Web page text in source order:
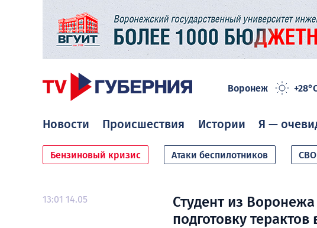
Воронеж
Новости Происшествия Истории Я —
Бензиновый кризис Атаки беспилотников СВО
13:01 14.05
Студент из
подготовку